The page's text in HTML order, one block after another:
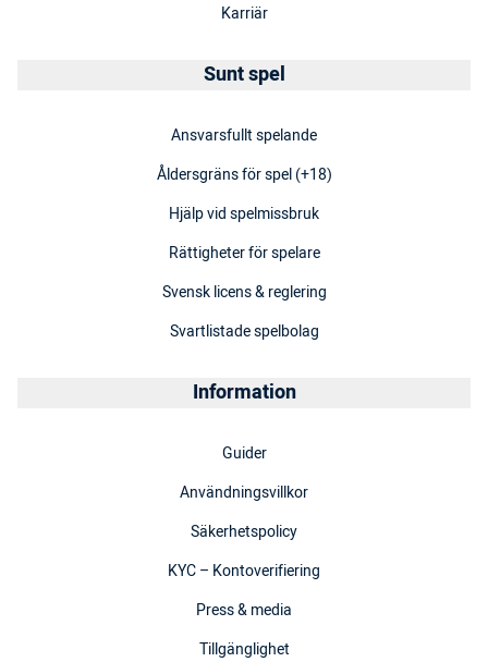
Karriär
Sunt spel
Ansvarsfullt spelande
Åldersgräns för spel (+18)
Hjälp vid spelmissbruk
Rättigheter för spelare
Svensk licens & reglering
Svartlistade spelbolag
Information
Guider
Användningsvillkor
Säkerhetspolicy
KYC – Kontoverifiering
Press & media
Tillgänglighet